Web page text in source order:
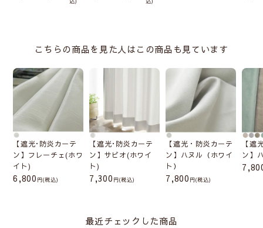
こちらの商品を見た人はこの商品も見ています
【遮光･防炎カーテ
ン】フレーチェ(ホワ
イト)
6,800 (税込)
【遮光･防炎カーテ
ン】サビオ(ホワイ
ト)
7,300 (税込)
【遮光・防炎カーテ
ン】ハヌル（ホワイ
ト）
7,800 (税込)
【遮
ン】
最近チェックした商品